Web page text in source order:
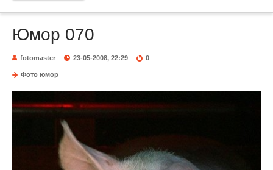
Юмор 070
fotomaster 23-05-2008, 22:29 0
Фото юмор